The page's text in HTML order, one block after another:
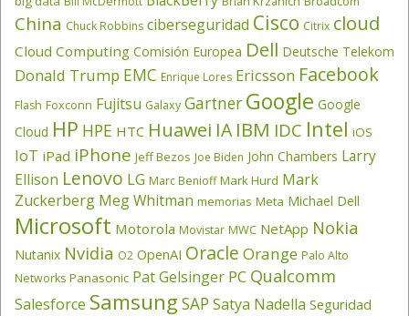
China Chuck Robbins ciberseguridad Cisco Citrix cloud
Cloud Computing Comisión Europea Dell Deutsche Telekom
Donald Trump EMC Enrique Lores Ericsson Facebook
Flash Foxconn Fujitsu Galaxy Gartner Google Google
Cloud HP HPE HTC Huawei IA IBM IDC Intel iOS
IoT iPad iPhone Jeff Bezos Joe Biden John Chambers Larry
Ellison Lenovo LG Marc Benioff Mark Hurd Mark
Zuckerberg Meg Whitman memorias Meta Michael Dell
Microsoft Motorola Movistar MWC NetApp Nokia
Nutanix Nvidia O2 OpenAI Oracle Orange Palo Alto
Networks Panasonic Pat Gelsinger PC Qualcomm
Salesforce Samsung SAP Satya Nadella Seguridad